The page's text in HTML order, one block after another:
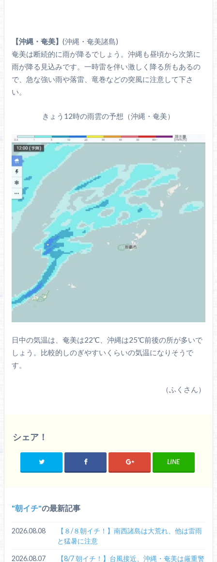
【沖縄・奄美】 (沖縄・奄美諸島)
奄美は断続的に雨が降るでしょう。沖縄も昼頃から次第に
雨が降る見込みです。一時雷を伴い激しく降る所もあるの
で、急な強い雨や落雷、竜巻などの突風に注意して下さ
い。
きょう12時の雨雲の予想（沖縄・奄美）
日中の気温は、奄美は22℃、沖縄は25℃前後の所が多いで
しょう。比較的しのぎやすいくらいの気温になりそうで
す。
（ふくさん）
シェア！
LINE
朝イチ の最新記事
2026.08.08
【８/８朝イチ！】南西諸島は大荒れ、他は雷雨
と猛暑に注意
2026.08.07 【8/7 朝イチ！】台風接近、沖縄・奄美は厳重警